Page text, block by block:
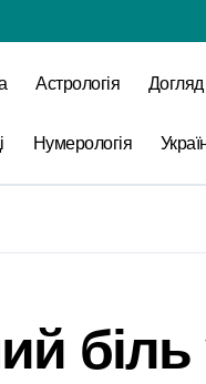
Астрологія
Нумерологія